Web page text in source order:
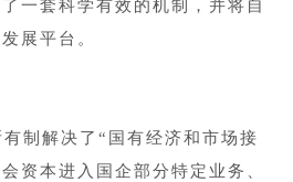
一套科学有效的机制，并将自
展平台。
制解决了“国有经济和市场接
资本进入国企部分特定业务、